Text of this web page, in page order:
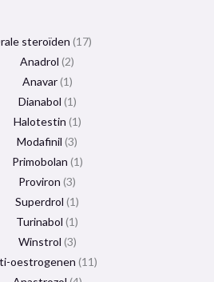
steroïden 17
Anadrol 2
Anavar 1
Dianabol 1
Halotestin 1
Modafinil 3
Primobolan 1
Proviron 3
Superdrol 1
Turinabol 1
Winstrol 3
oestrogenen 11